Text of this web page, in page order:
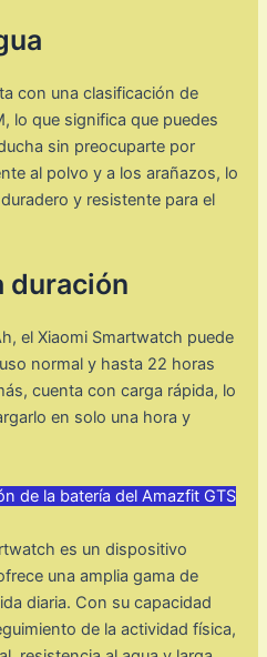
con una clasificación de
lo que significa que puedes
sin preocuparte por
al polvo y a los arañazos, lo
y resistente para el
duración
el Xiaomi Smartwatch puede
normal y hasta 22 horas
cuenta con carga rápida, lo
en solo una hora y
de la batería del Amazfit GTS
es un dispositivo
una amplia gama de
diaria. Con su capacidad
de la actividad física,